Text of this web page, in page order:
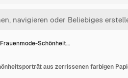
Frauenmode-Schönheit…